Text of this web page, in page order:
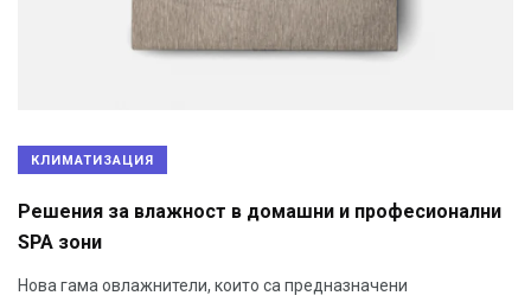
КЛИМАТИЗАЦИЯ
Решения за влажност в домашни и професионални
SPA зони
Нова гама овлажнители, които са предназначени